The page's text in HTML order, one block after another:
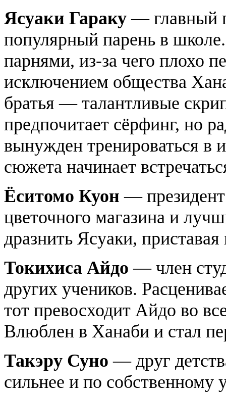
Ясуаки Гараку — главный
популярный парень в
парнями, из-за чего плохо
исключением общества
братья — талантливые
предпочитает сёрфинг, но
вынужден тренироваться в
сюжета начинает
Ёситомо Куон — президент
цветочного магазина и
дразнить Ясуаки,
Токихиса Айдо — член
других учеников.
тот превосходит Айдо во
Влюблен в Ханаби и стал
Такэру Суно — друг
сильнее и по